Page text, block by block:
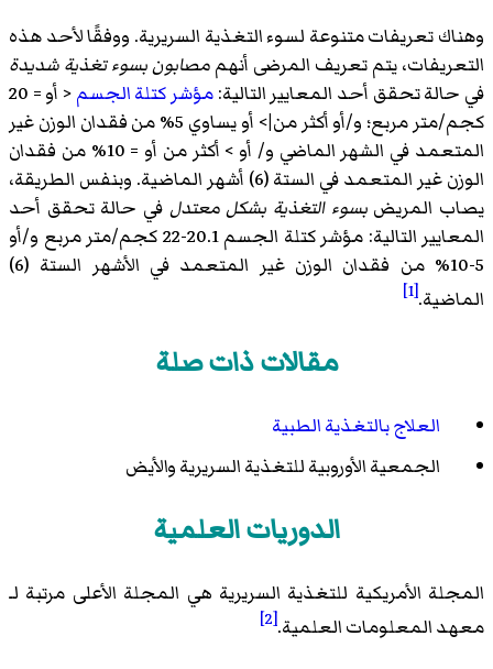
وهناك تعريفات متنوعة لسوء التغذية السريرية. ووفقًا لأحد هذه
التعريفات، يتم تعريف المرضى أنهممصابون بسوء تغذية شديدة
في حالة تحقق أحد المعايير التالية:مؤشر كتلة الجسم<
أو = 20
كجم/متر مربع؛ و/أو أكثر من|> أو يساوي 5% من فقدان الوزن غير
المتعمد في الشهر الماضي و/ أو > أكثر من أو = 10% من فقدان
الوزن غير المتعمد في الستة (6) أشهر الماضية. وبنفس الطريقة،
يصاب المريضبسوء التغذية بشكل معتدل في حالة تحقق أحد
المعايير التالية: مؤشر كتلة الجسم 20.1-22 كجم/متر مربع و/أو
5-10% من فقدان الوزن غير المتعمد في الأشهر الستة (6)
الماضية.[1]
مقالات ذات صلة
العلاج بالتغذية الطبية
الجمعية الأوروبية للتغذية السريرية والأيض
الدوريات العلمية
المجلة الأمريكية للتغذية السريرية هي المجلة الأعلى مرتبة لـ
معهد المعلومات العلمية.[2]